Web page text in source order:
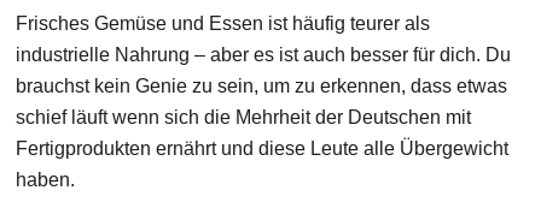
Frisches Gemüse und Essen ist häufig teurer als
industrielle Nahrung – aber es ist auch besser für dich. Du
brauchst kein Genie zu sein, um zu erkennen, dass etwas
schief läuft wenn sich die Mehrheit der Deutschen mit
Fertigprodukten ernährt und diese Leute alle Übergewicht
haben.